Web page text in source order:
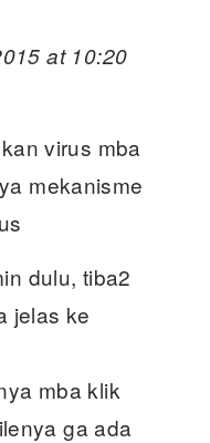
at 10:20
virus mba
mekanisme
dulu, tiba2
jelas ke
mba klik
ga ada